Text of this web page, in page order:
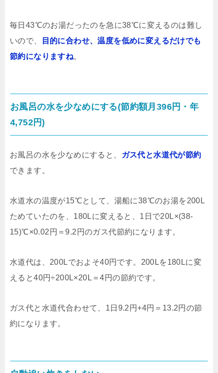
毎日43℃のお湯だったのを急に38℃に変えるのは難し
いので、
目的に合わせ、温度を低めに変えるだけでも
節約になりますね。
お風呂の水を少なめにする(節約額月396円・年
4,752円)
お風呂の水を少なめにすると、
ガス代と水道代が節約
できます。
水道水の温度が15℃として、湯船に38℃のお湯を200L
ためていたのを、180Lに変えると、1日で20L×(38-
15)℃×0.02円＝9.2円のガス代節約になります。
水道代は、200Lでおよそ40円です。200Lを180Lに変
えると40円÷200L×20L＝4円の節約です。
ガス代と水道代合わせて、1日9.2円+4円＝13.2円の節
約になります。